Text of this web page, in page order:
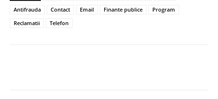
Antifrauda
Contact Email Finante publice
Program
Reclamatii
Telefon